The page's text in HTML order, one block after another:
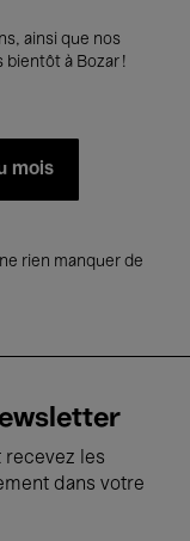
ainsi que nos
bientôt à Bozar !
mois
rien manquer de
recevez les
dans votre